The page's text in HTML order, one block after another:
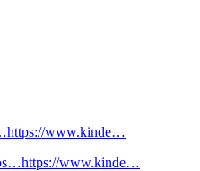
www.kinde…
www.kinde…